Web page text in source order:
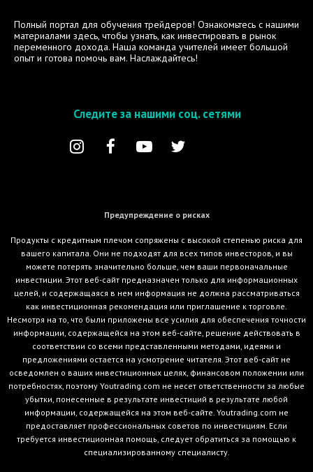
Полный портал для обучения трейдеров! Ознакомьтесь с нашими
материалами здесь, чтобы узнать, как инвестировать в рынок
переменного дохода. Наша команда учителей имеет большой
опыт и готова помочь вам. Наслаждайтесь!
Следите за нашими соц. сетями
Предупреждение о рисках
Продукты с кредитным плечом сопряжены с высокой степенью риска для
вашего капитала. Они не подходят для всех типов инвесторов, и вы
можете потерять значительно больше, чем ваши первоначальные
инвестиции. Этот веб-сайт предназначен только для информационных
целей, и содержащаяся в нем информация не должна рассматриваться
как инвестиционная рекомендация или приглашение к торговле.
Несмотря на то, что были приложены все усилия для обеспечения точности
информации, содержащейся на этом веб-сайте, решение действовать в
соответствии со всеми представленными методами, идеями и
предложениями остается на усмотрение читателя. Этот веб-сайт не
осведомлен о ваших инвестиционных целях, финансовом положении или
потребностях, поэтому Youtrading.com не несет ответственности за любые
убытки, понесенные в результате инвестиций в результате любой
информации, содержащейся на этом веб-сайте. Youtrading.com не
предоставляет профессиональных советов по инвестициям. Если
требуется инвестиционная помощь, следует обратиться за помощью к
специализированному специалисту.